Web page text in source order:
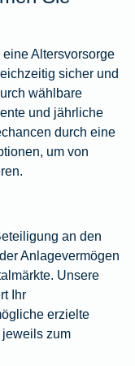
Altersvorsorge
sicher und
wählbare
und jährliche
durch eine
um von
an den
Anlagevermögen
Unsere
Ihr
erzielte
zum